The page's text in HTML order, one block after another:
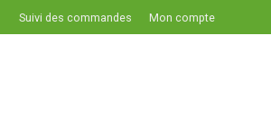
Suivi des commandes Mon compte